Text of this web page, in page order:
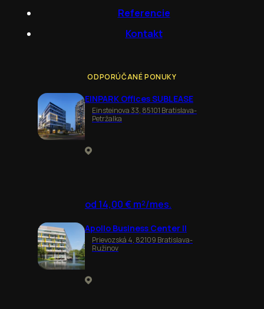
Referencie
Kontakt
ODPORÚČANÉ PONUKY
EINPARK Offices SUBLEASE
Einsteinova 33, 85101 Bratislava-
Petržalka
od 14,00 € m²/mes.
Apollo Business Center II
Prievozská 4, 82109 Bratislava-
Ružinov